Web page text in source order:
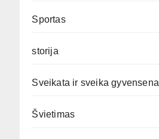
Sportas
storija
Sveikata ir sveika gyvensena
Švietimas